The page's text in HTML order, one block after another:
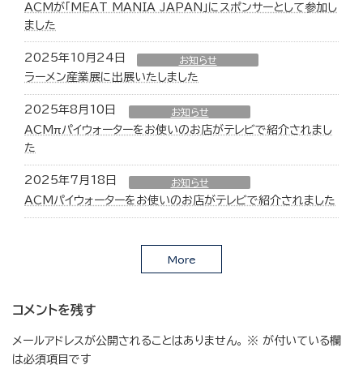
ACMが「MEAT MANIA JAPAN」にスポンサーとして参加し
ました
2025年10月24日 お知らせ
ラーメン産業展に出展いたしました
2025年8月10日 お知らせ
ACMπパイウォーターをお使いのお店がテレビで紹介されまし
た
2025年7月18日 お知らせ
ACMパイウォーターをお使いのお店がテレビで紹介されました
More
コメントを残す
メールアドレスが公開されることはありません。 ※ が付いている欄
は必須項目です